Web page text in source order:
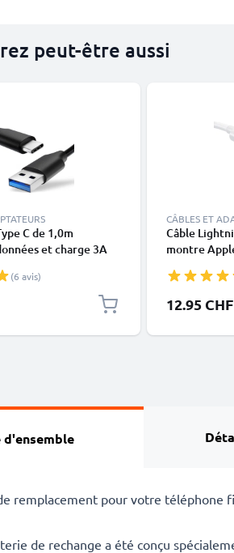
peut-être aussi
C de 1,0m
et charge 3A
(6 avis)
CÂBLES ET
Câble
montre
blanc en
12.95 CHF
d'ensemble
remplacement pour votre téléphone
de rechange a été conçu